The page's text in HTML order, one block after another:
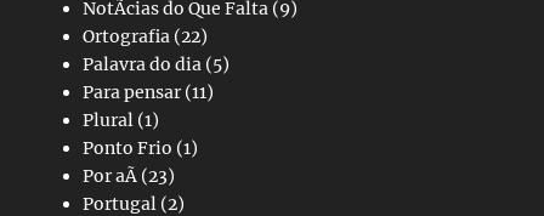
NotÃ­cias do Que Falta (9)
Ortografia (22)
Palavra do dia (5)
Para pensar(11)
Plural (1)
Ponto Frio (1)
Por aÃ­ (23)
Portugal (2)